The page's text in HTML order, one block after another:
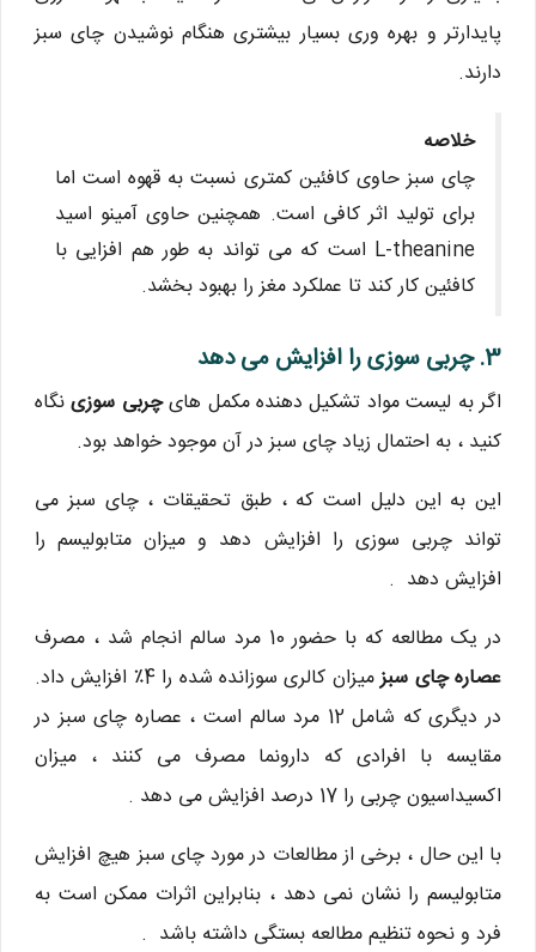
پایدارتر و بهره وری بسیار بیشتری هنگام نوشیدن چای سبز
دارند.
خلاصه
چای سبز حاوی کافئین کمتری نسبت به قهوه است اما
برای تولید اثر کافی است. همچنین حاوی آمینو اسید
L-theanine است که می تواند به طور هم افزایی با
کافئین کار کند تا عملکرد مغز را بهبود بخشد.
3. چربی سوزی را افزایش می دهد
اگر به لیست مواد تشکیل دهنده مکمل هایچربی سوزینگاه
کنید ، به احتمال زیاد چای سبز در آن موجود خواهد بود.
این به این دلیل است که ، طبق تحقیقات ، چای سبز می
تواند چربی سوزی را افزایش دهد و میزان متابولیسم را
افزایش دهد .
در یک مطالعه که با حضور 10 مرد سالم انجام شد ، مصرف
عصاره چای سبز
میزان کالری سوزانده شده را 4٪ افزایش داد.
در دیگری که شامل 12 مرد سالم است ، عصاره چای سبز در
مقایسه با افرادی که دارونما مصرف می کنند ، میزان
اکسیداسیون چربی را 17 درصد افزایش می دهد .
با این حال ، برخی از مطالعات در مورد چای سبز هیچ افزایش
متابولیسم را نشان نمی دهد ، بنابراین اثرات ممکن است به
فرد و نحوه تنظیم مطالعه بستگی داشته باشد .